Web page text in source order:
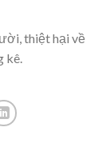
thiệt hại về
kê.